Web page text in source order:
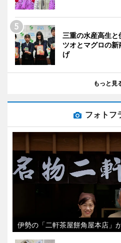
三重の水産高生と
ツオとマグロの
げ
もっと見
フォトフ
伊勢の「二軒茶屋餅角屋本店」